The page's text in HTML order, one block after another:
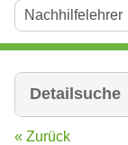
Detailsuche
« Zurück